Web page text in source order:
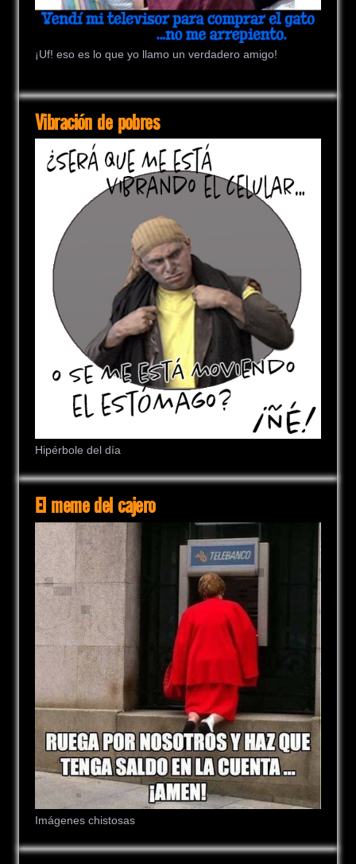
¡Uf! eso es lo que yo llamo un verdadero amigo!
Vibración de pobres
Hipérbole del día
El meme del cajero
Imágenes chistosas